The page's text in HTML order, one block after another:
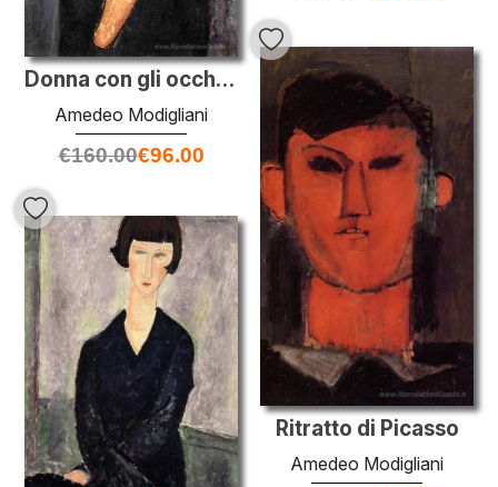
Donna con gli occhi azzurri
Amedeo Modigliani
€160.00€96.00
Ritratto di Picasso
Amedeo Modigliani